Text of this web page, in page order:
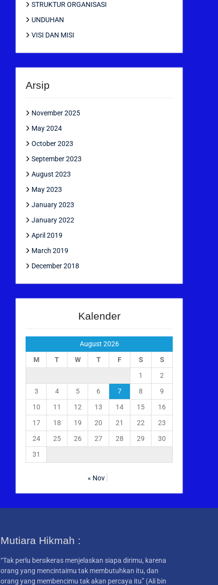
STRUKTUR ORGANISASI
UNDUHAN
VISI DAN MISI
Arsip
November 2025
May 2024
October 2023
September 2023
August 2023
May 2023
January 2023
January 2022
April 2019
March 2019
December 2018
Kalender
August 2026
M
T W T F S
S
1
2
3
4 5 6 7 8
9
10
11 12 13 14 15
16
17
18 19 20 21 22
23
24
25 26 27 28 29
30
31
« Nov
Mutiara Hikmah :
“Tak perlu bersikeras menjelaskan siapa dirimu, karena
orang yang mencintaimu tak membutuhkan itu, dan
orang yang membencimu tak akan percaya itu” (Ali bin